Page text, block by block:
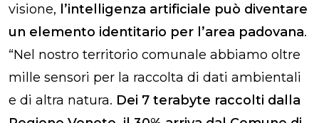
visione, l’intelligenza artificiale può diventare
un elemento identitario per l’area padovana.
“Nel nostro territorio comunale abbiamo oltre
mille sensori per la raccolta di dati ambientali
e di altra natura. Dei 7 terabyte raccolti dalla